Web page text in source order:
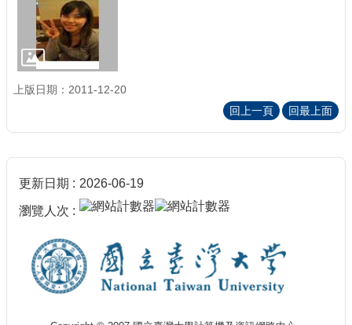
上版日期：2011-12-20
回上一頁
回最上面
更新日期 2026-06-19
瀏覽人次